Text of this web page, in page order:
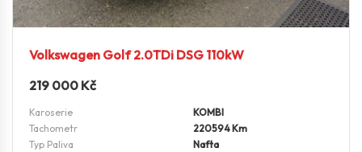
Volkswagen Golf 2.0TDi DSG 110kW
219 000 Kč
Karoserie
KOMBI
Tachometr
220594 Km
Typ Paliva
Nafta